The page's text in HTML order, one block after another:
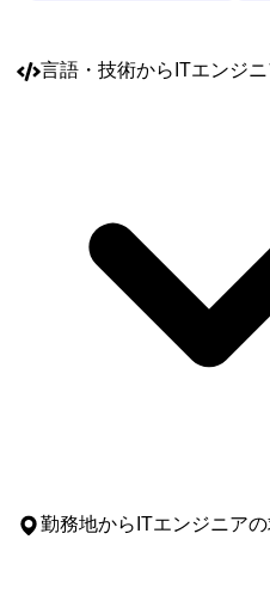
言語・技術からITエンジ
勤務地からITエンジニア